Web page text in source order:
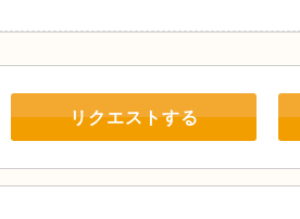
リクエストする